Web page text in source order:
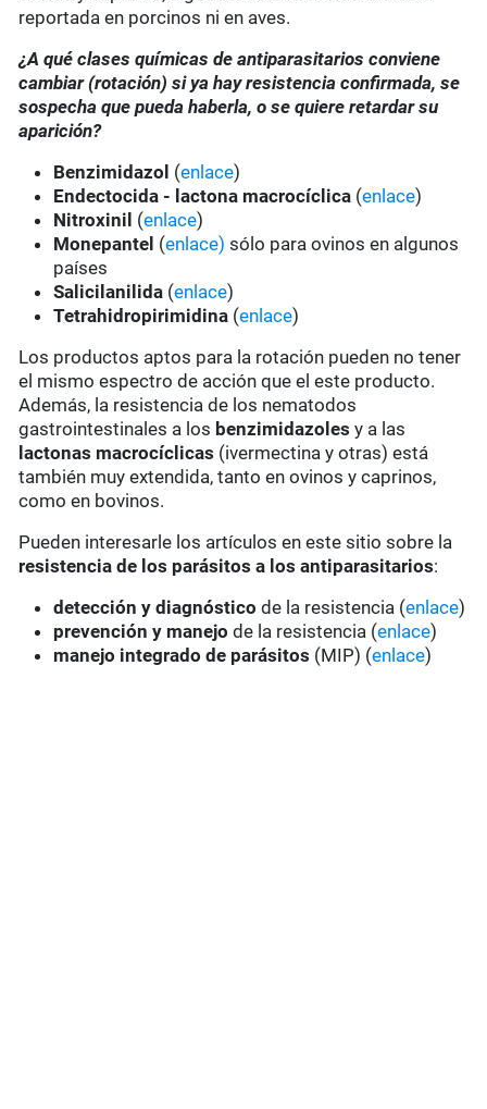
reportada en porcinos ni en aves.
¿A qué clases químicas de antiparasitarios conviene
cambiar (rotación) si ya hay resistencia confirmada, se
sospecha que pueda haberla, o se quiere retardar su
aparición?
Benzimidazol (enlace)
Endectocida - lactona macrocíclica (enlace)
Nitroxinil (enlace)
Monepantel (enlace) sólo para ovinos en algunos
países
Salicilanilida (enlace)
Tetrahidropirimidina (enlace)
Los productos aptos para la rotación pueden no tener
el mismo espectro de acción que el este producto.
Además, la resistencia de los nematodos
gastrointestinales a los benzimidazoles y a las
lactonas macrocíclicas (ivermectina y otras) está
también muy extendida, tanto en ovinos y caprinos,
como en bovinos.
Pueden interesarle los artículos en este sitio sobre la
resistencia de los parásitos a los antiparasitarios:
detección y diagnóstico de la resistencia (enlace)
prevención y manejo de la resistencia (enlace)
manejo integrado de parásitos (MIP) (enlace)